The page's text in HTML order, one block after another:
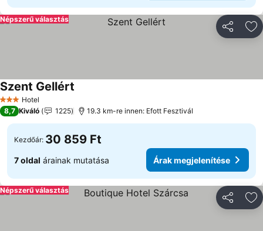
Népszerű választás
3 Kategória
Hotel
Szent Gellért
8,7 Kiváló 1225 19.3 km-re innen: Efott Fesztivál
Kezdőár: 30 859 Ft
7 oldal árainak mutatása Árak megjelenítése
Népszerű választás